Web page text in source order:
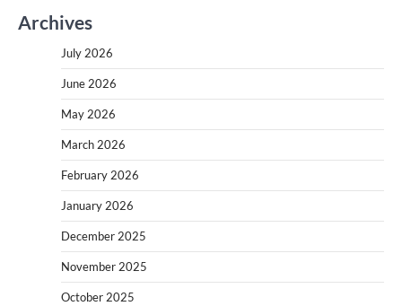
Archives
July 2026
June 2026
May 2026
March 2026
February 2026
January 2026
December 2025
November 2025
October 2025